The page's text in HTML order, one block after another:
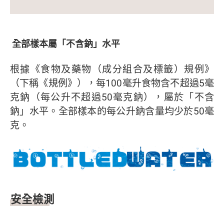
全部樣本屬「不含鈉」水平
根據《食物及藥物（成分組合及標籤）規例》
（下稱《規例》），每100毫升食物含不超過5毫
克鈉（每公升不超過50毫克鈉），屬於「不含
鈉」水平。全部樣本的每公升鈉含量均少於50毫
克。
安全檢測